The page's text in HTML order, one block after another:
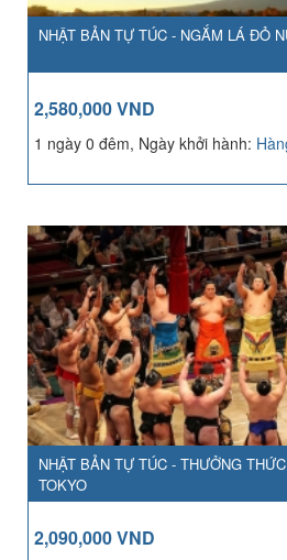
NHẬT BẢN TỰ TÚC - NGẮM LÁ ĐỎ
2,580,000 VND
1 ngày 0 đêm, Ngày khởi hành:
NHẬT BẢN TỰ TÚC - THƯỞNG
TOKYO
2,090,000 VND